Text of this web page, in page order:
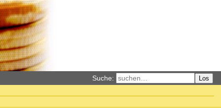
Suche: Los